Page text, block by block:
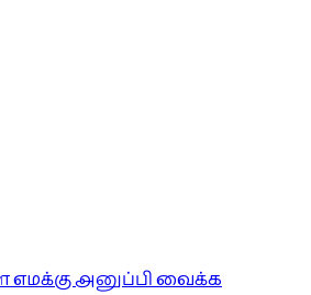
எமக்கு அனுப்பி வைக்க